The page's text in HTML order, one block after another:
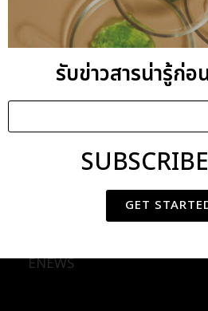
CATEGORIES
ENEWS
รับข่าวสารน่ารู้ก่อ
GET